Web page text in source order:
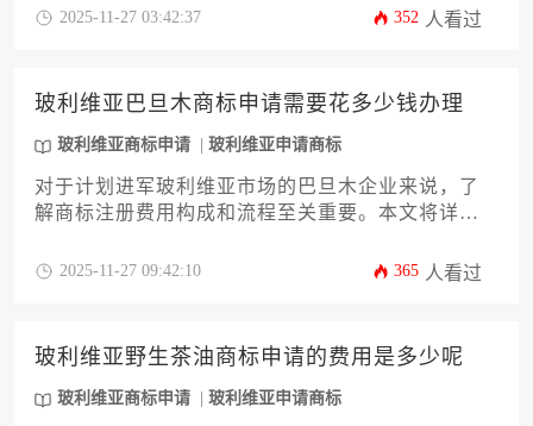
官方递交、审查公告到最终注册的全流程，并特别
品牌在海外市场稳健起步。
2025-11-27 03:42:37 352 人看过
玻利维亚巴旦木商标申请需要花多少钱办理
玻利维亚商标申请 玻利维亚申请商标
对于计划进军玻利维亚市场的巴旦木企业来说，了
解商标注册费用构成和流程至关重要。本文将详细
括官方规费、代理服务费、类别选择策略及潜在附
2025-11-27 09:42:10 365 人看过
玻利维亚野生茶油商标申请的费用是多少呢
玻利维亚商标申请 玻利维亚申请商标